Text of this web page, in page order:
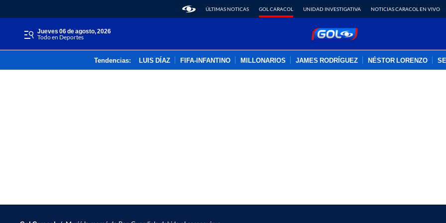
ÚLTIMAS NOTICAS GOL CARACOL UNIDAD INVESTIGATIVA NOTICIAS CARACOL EN VIVO
jueves 06 de agosto, 2026
Todo en Deportes
Tendencias: LUIS DÍAZ FIFA-INFANTINO MILLONARIOS JAMES RODRÍGUEZ NÉSTOR LORENZO